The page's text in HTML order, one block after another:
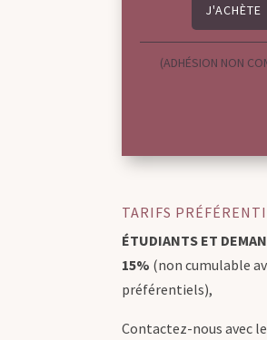
J'ACHÈTE
(ADHÉSION NON
TARIFS
ÉTUDIANTS ET
15% (non cumulable
préférentiels),
Contactez-nous avec